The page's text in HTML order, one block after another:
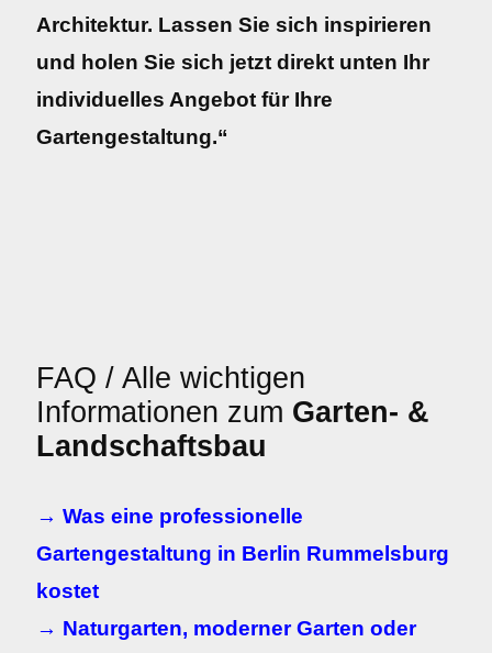
Architektur. Lassen Sie sich inspirieren
und holen Sie sich jetzt direkt unten Ihr
individuelles Angebot für Ihre
Gartengestaltung.“
FAQ / Alle wichtigen
Informationen zum Garten- &
Landschaftsbau
→ Was eine professionelle
Gartengestaltung in Berlin Rummelsburg
kostet
→ Naturgarten, moderner Garten oder